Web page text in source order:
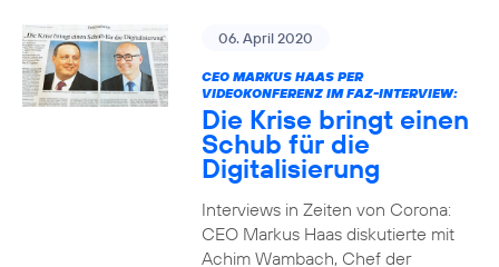
06. April 2020
CEO MARKUS HAAS PER
VIDEOKONFERENZ IM FAZ-INTERVIEW:
Die Krise bringt einen
Schub für die
Digitalisierung
Interviews in Zeiten von Corona:
CEO Markus Haas diskutierte mit
Achim Wambach, Chef der